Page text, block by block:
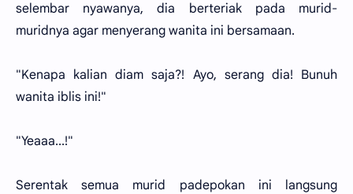
selembar nyawanya, dia berteriak pada murid-
muridnya agar menyerang wanita ini bersamaan.
"Kenapa kalian diam saja?! Ayo, serang dia! Bunuh
wanita iblis ini!"
"Yeaaa...!"
Serentak semua murid padepokan ini langsung